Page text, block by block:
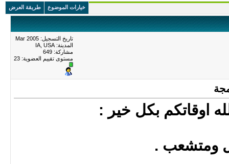
خيارات الموضوع طريقة العرض
تاريخ التسجيل: Mar 2005
المدينة: IA, USA
مشاركة: 649
مستوى تقييم العضوية: 23
اوقاتكم بكل خير :
ومتشعب .